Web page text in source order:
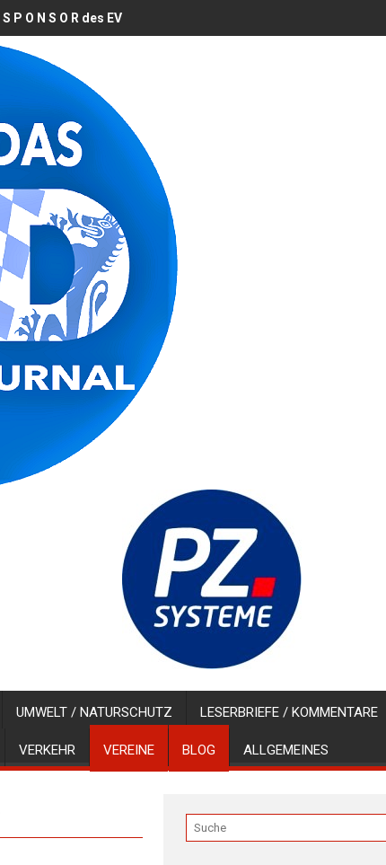
P O N S O R des EV Landshut
UMWELT / NATURSCHUTZ LESERBRIEFE / KOMMENTARE
VERKEHR VEREINE BLOG ALLGEMEINES